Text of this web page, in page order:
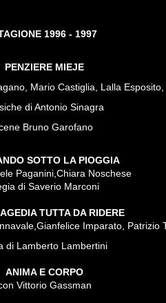
1996 - 1997
PENZIERE MIEJE
Mario Castiglia, Lalla
di Antonio Sinagra
Bruno Garofano
SOTTO LA PIOGGIA
Paganini,Chiara Noschese
di Saverio Marconi
TUTTA DA RIDERE
Imparato, Patrizio
di Lamberto Lambertini
ANIMA E CORPO
Vittorio Gassman